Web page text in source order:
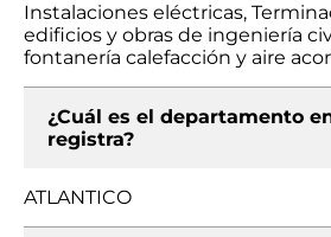
Instalaciones eléctricas,
edificios y obras de ingeniería
fontanería calefacción y aire
¿Cuál es el departamento
registra?
ATLANTICO